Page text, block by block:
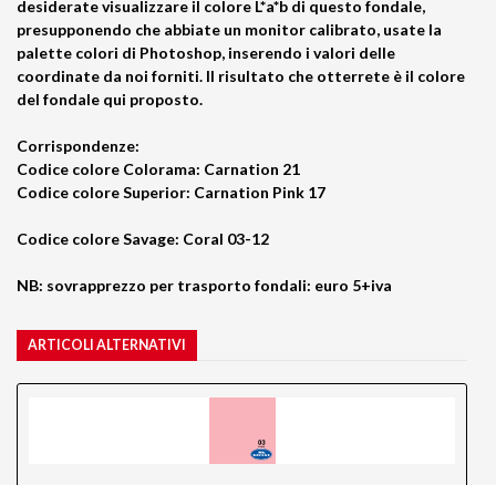
desiderate visualizzare il colore L*a*b di questo fondale,
presupponendo che abbiate un monitor calibrato, usate la
palette colori di Photoshop, inserendo i valori delle
coordinate da noi forniti. Il risultato che otterrete è il colore
del fondale qui proposto.
Corrispondenze:
Codice colore Colorama: Carnation 21
Codice colore Superior: Carnation Pink 17
Codice colore Savage: Coral 03-12
NB: sovrapprezzo per trasporto fondali: euro 5+iva
ARTICOLI ALTERNATIVI